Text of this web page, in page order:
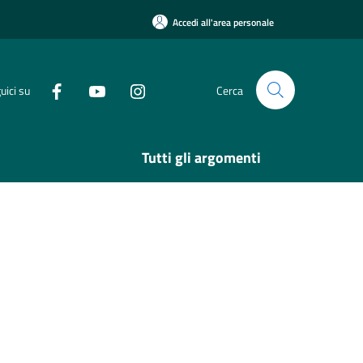
Accedi all'area personale
su Cerca
Tutti gli argomenti